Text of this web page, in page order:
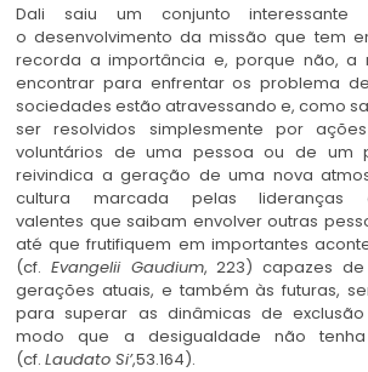
Dali saiu um conjunto
o desenvolvimento da missão que tem
recorda a importância e, porque não, a
encontrar para enfrentar os problema
sociedades estão atravessando e, como
ser resolvidos simplesmente por
voluntários de uma pessoa ou de um
reivindica a geração de uma nova
cultura marcada pelas lideranças
valentes que saibam envolver outras
até que frutifiquem em importantes
(cf. Evangelii Gaudium, 223) capazes
gerações atuais, e também às futuras,
para superar as dinâmicas de
modo que a desigualdade não
(cf. Laudato Si’,53.164).